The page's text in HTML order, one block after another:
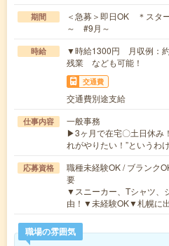
期間
＜急募＞即日OK ＊スタ
～ #9月～
時給
▼時給1300円 月収例：
残業 なども可能！
交通費
交通費別途支給
仕事内容
一般事務
▶3ヶ月で在宅〇土日休み
れがやりたい！”というわ
応募資格
職種未経験OK / ブランク
要
▼スニーカー、Tシャツ、
由！▼未経験OK▼札幌に
職場の雰囲気